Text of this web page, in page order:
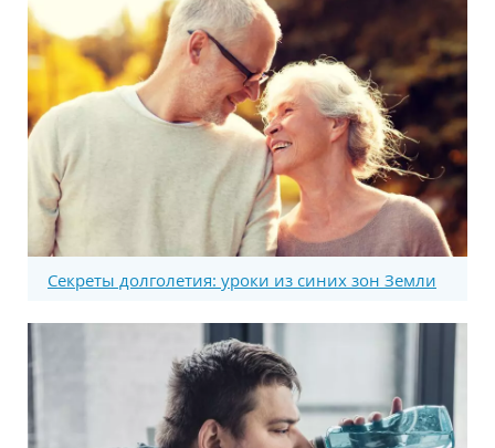
Секреты долголетия: уроки из синих зон Земли